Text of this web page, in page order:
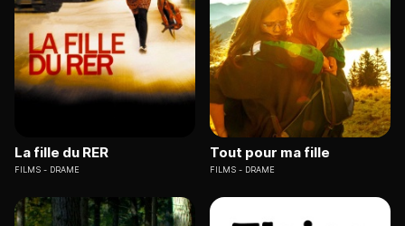
La fille du RER
FILMS DRAME
Tout pour ma fille
FILMS DRAME